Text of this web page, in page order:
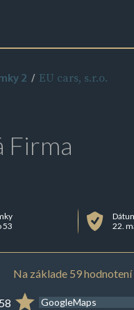
2 EU cars, s.r.o.
Firma
53
22.
Na základe 59
58 GoogleMaps